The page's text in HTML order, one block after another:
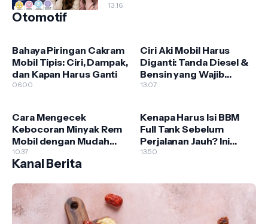
Sering Diabaikan!
13.16
Otomotif
Bahaya Piringan Cakram
Mobil Tipis: Ciri, Dampak,
dan Kapan Harus Ganti
06.00
Ciri Aki Mobil Harus
Diganti: Tanda Diesel &
Bensin yang Wajib
Diwaspadai
13.07
Cara Mengecek
Kebocoran Minyak Rem
Mobil dengan Mudah
dan Akurat (Panduan
Lengkap untuk Pemula)
10.37
Kenapa Harus Isi BBM
Full Tank Sebelum
Perjalanan Jauh? Ini
Alasan Penting yang
13.50
Kanal Berita